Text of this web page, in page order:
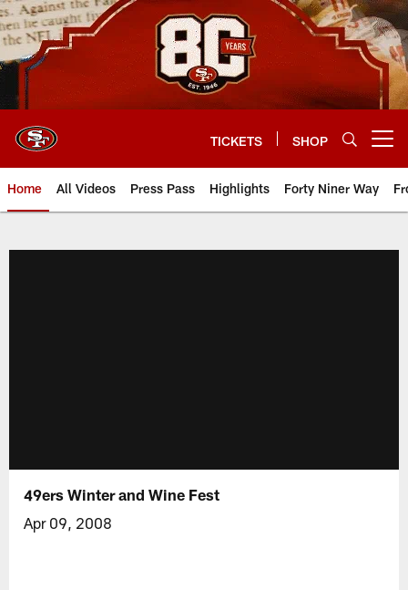
Skip
to
main
content
TICKETS SHOP
Home All Videos Press Pass Highlights Forty Niner Way
49ers Winter and Wine Fest
Apr 09, 2008